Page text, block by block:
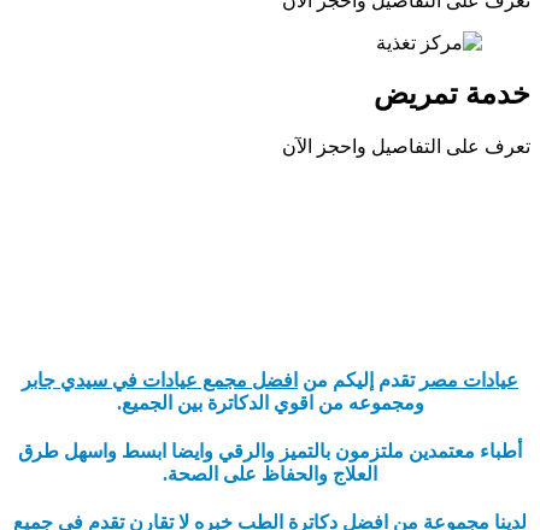
خدمة تمريض
تعرف على التفاصيل واحجز الآن
عيادات مصر تقدم إليكم من افضل مجمع عيادات في سيدي جابر
ومجموعه من اقوي الدكاترة بين الجميع.
أطباء معتمدين ملتزمون بالتميز والرقي وايضا ابسط واسهل طرق
العلاج والحفاظ على الصحة.
لدينا مجموعة من افضل دكاترة الطب خبره لا تقارن تقدم في جميع